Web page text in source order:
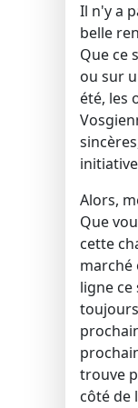
Il n'y a
belle
Que ce
ou sur
été, les
Alors,
Que
cette
marché
ligne ce
trouve
côté de